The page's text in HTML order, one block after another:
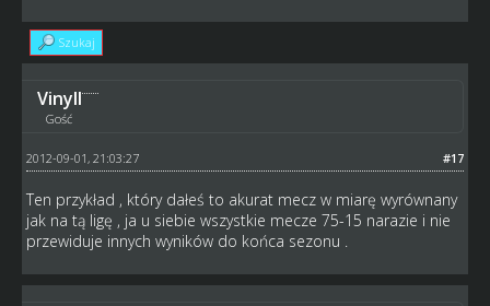
Szukaj
Vinyll
Gość
#17
2012-09-01, 21:03:27
Ten przykład , który dałeś to akurat mecz w miarę wyrównany
jak na tą ligę , ja u siebie wszystkie mecze 75-15 narazie i nie
przewiduje innych wyników do końca sezonu .